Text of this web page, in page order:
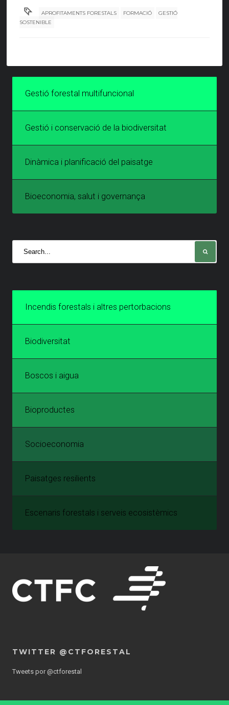
APROFITAMENTS FORESTALS FORMACIÓ
GESTIÓ
SOSTENIBLE
Gestió forestal multifuncional
Gestió i conservació de la biodiversitat
Dinàmica i planificació del paisatge
Bioeconomia, salut i governança
Incendis forestals i altres pertorbacions
Biodiversitat
Boscos i aigua
Bioproductes
Socioeconomia
Paisatges resilients
Escenaris forestals i serveis ecosistèmics
TWITTER @CTFORESTAL
Tweets por @ctforestal